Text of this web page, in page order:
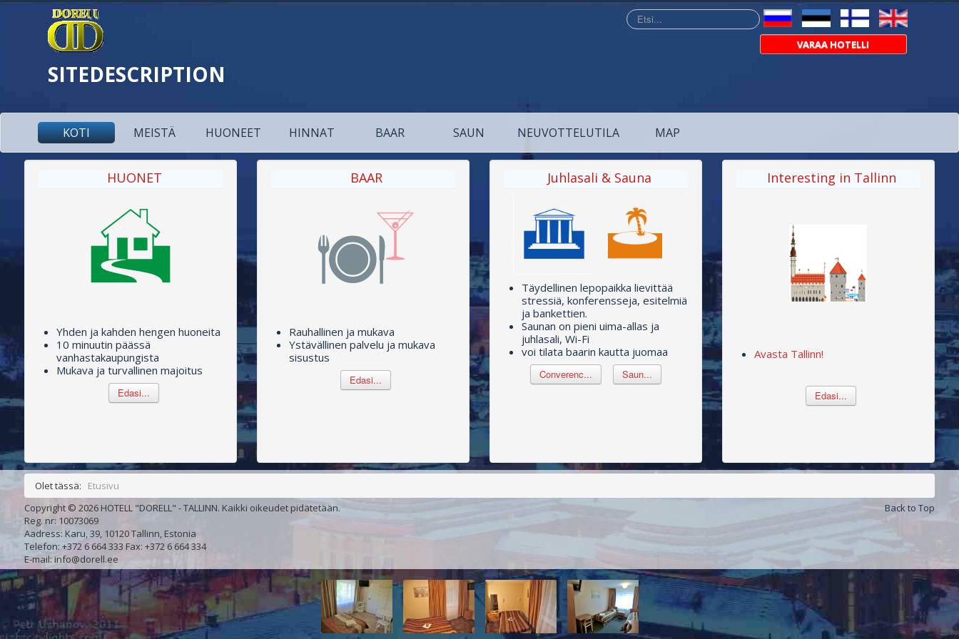
SITEDESCRIPTION
Etsi...
VARAA HOTELLI
KOTI MEISTÄ HUONEET HINNAT BAAR SAUN NEUVOTTELUTILA MAP
HUONET
Yhden ja kahden hengen huoneita
10 minuutin päässä
vanhastakaupungista
Mukava ja turvallinen majoitus
Edasi...
BAAR
Rauhallinen ja mukava
Ystävällinen palvelu ja mukava
sisustus
Edasi...
Juhlasali & Sauna
Täydellinen lepopaikka lievittää
stressiä, konferensseja, esitelmiä
ja bankettien.
Saunan on pieni uima-allas ja
juhlasali, Wi-Fi
voi tilata baarin kautta juomaa
Converenc... Saun...
Interesting in Tallinn
Avasta Tallinn!
Edasi...
Olet tässä:
Etusivu
Copyright © 2026 HOTELL "DORELL" - TALLINN. Kaikki oikeudet pidätetään.
Reg. nr: 10073069
Aadress: Karu, 39, 10120 Tallinn, Estonia
Telefon: +372 6 664 333 Fax: +372 6 664 334
E-mail: info@dorell.ee
Back to Top